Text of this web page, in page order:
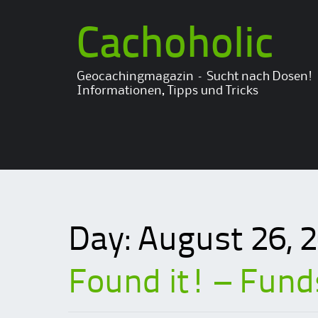
Cachoholic
Geocachingmagazin – Sucht nach Dosen!
Informationen, Tipps und Tricks
Day: August 26,
Found it! –